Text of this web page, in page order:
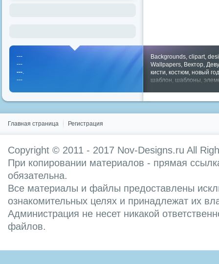
Backgrounds, clipart,
Wallpapers, Вектор,
кисти, костюм, новый год
шаблон, шаблоны,
---
---
---.
---
Главная страница Регистрация
Copyright © 2011 - 2017 Nov-Designs.ru All
При копировании материалов - прямая
обязательна.
Все материалы и файлы предоставлены
ознакомительных целях и принадлежат их
Администрация не несет никакой
файлов.